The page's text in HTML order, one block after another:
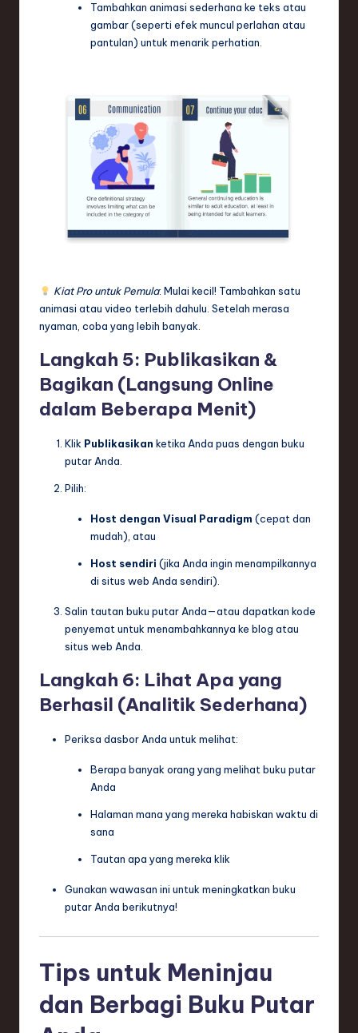
Tambahkan animasi sederhana ke teks atau
gambar (seperti efek muncul perlahan atau
pantulan) untuk menarik perhatian.
Kiat Pro untuk Pemula: Mulai kecil! Tambahkan satu
animasi atau video terlebih dahulu. Setelah merasa
nyaman, coba yang lebih banyak.
Langkah 5: Publikasikan &
Bagikan (Langsung Online
dalam Beberapa Menit)
Klik Publikasikan ketika Anda puas dengan buku
putar Anda.
Pilih:
Host dengan Visual Paradigm (cepat dan
mudah), atau
Host sendiri (jika Anda ingin menampilkannya
di situs web Anda sendiri).
Salin tautan buku putar Anda—atau dapatkan kode
penyemat untuk menambahkannya ke blog atau
situs web Anda.
Langkah 6: Lihat Apa yang
Berhasil (Analitik Sederhana)
Periksa dasbor Anda untuk melihat:
Berapa banyak orang yang melihat buku putar
Anda
Halaman mana yang mereka habiskan waktu di
sana
Tautan apa yang mereka klik
Gunakan wawasan ini untuk meningkatkan buku
putar Anda berikutnya!
Tips untuk Meninjau
dan Berbagi Buku Putar